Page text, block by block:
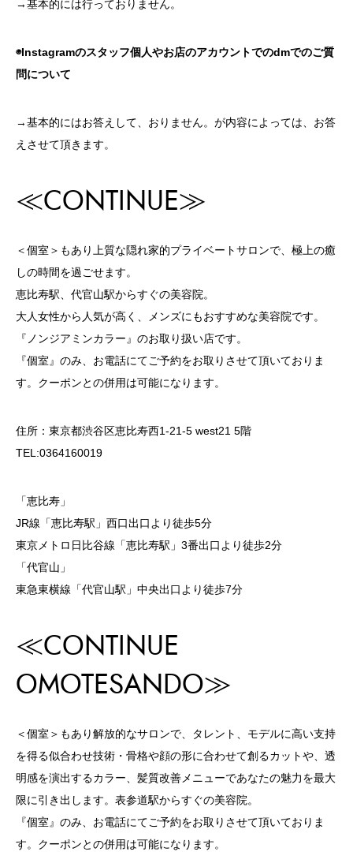
→基本的には行っておりません。
◉Instagramのスタッフ個人やお店のアカウントでのdmでのご質
問について
→基本的にはお答えして、おりません。が内容によっては、お答
えさせて頂きます。
≪CONTINUE≫
＜個室＞もあり上質な隠れ家的プライベートサロンで、極上の癒
しの時間を過ごせます。
恵比寿駅、代官山駅からすぐの美容院。
大人女性から人気が高く、メンズにもおすすめな美容院です。
『ノンジアミンカラー』のお取り扱い店です。
『個室』のみ、お電話にてご予約をお取りさせて頂いておりま
す。クーポンとの併用は可能になります。
住所：東京都渋谷区恵比寿西1-21-5 west21 5階
TEL:0364160019
「恵比寿」
JR線「恵比寿駅」西口出口より徒歩5分
東京メトロ日比谷線「恵比寿駅」3番出口より徒歩2分
「代官山」
東急東横線「代官山駅」中央出口より徒歩7分
≪CONTINUE
OMOTESANDO≫
＜個室＞もあり解放的なサロンで、タレント、モデルに高い支持
を得る似合わせ技術・骨格や顔の形に合わせて創るカットや、透
明感を演出するカラー、髪質改善メニューであなたの魅力を最大
限に引き出します。表参道駅からすぐの美容院。
『個室』のみ、お電話にてご予約をお取りさせて頂いておりま
す。クーポンとの併用は可能になります。